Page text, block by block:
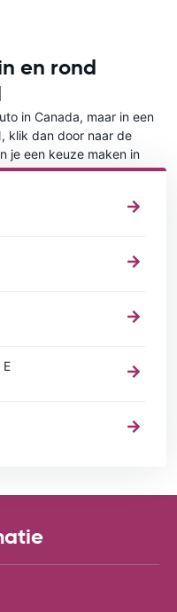
en rond
in Canada, maar in een
klik dan door naar de
je een keuze maken in
wilt.